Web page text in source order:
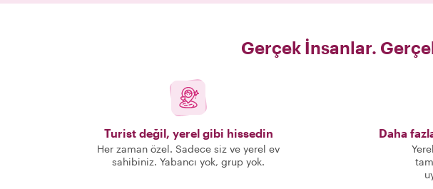
Gerçek İnsanlar.
Turist değil, yerel gibi hissedin
Her zaman özel. Sadece siz ve yerel ev
sahibiniz. Yabancı yok, grup yok.
Daha